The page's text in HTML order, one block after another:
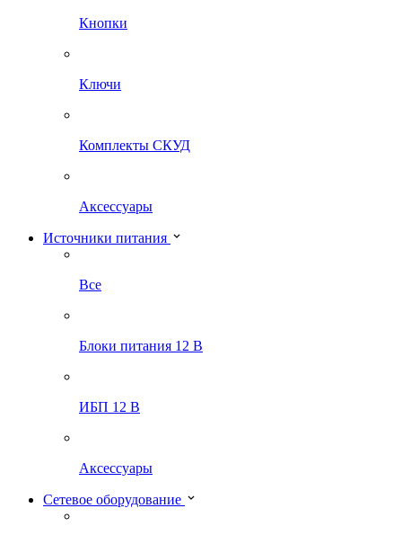
Кнопки
Ключи
Комплекты СКУД
Аксессуары
Источники питания
Все
Блоки питания 12 В
ИБП 12 В
Аксессуары
Сетевое оборудование